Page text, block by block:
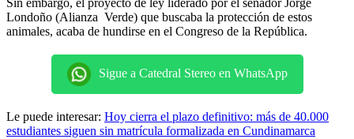
Sin embargo, el proyecto de ley liderado por el senador Jorge
Londoño (Alianza Verde) que buscaba la protección de estos
animales, acaba de hundirse en el Congreso de la República.
Sigue a Catedral Stereo en WhatsApp
Le puede interesar: Hoy cierra el plazo definitivo: más de 40.000
estudiantes siguen sin matrícula formalizada en Cundinamarca